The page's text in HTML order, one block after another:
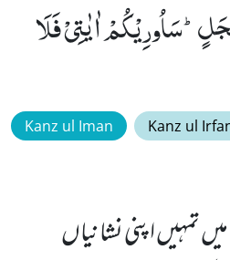
سَاُورِیْكُمْ اٰیٰتِیْ فَلَا
Kanz ul Iman Kanz ul
تمہیں اپنی نشانیاں